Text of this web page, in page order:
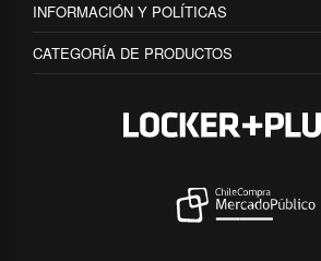
INFORMACIÓN Y POLÍTICAS
CATEGORÍA DE PRODUCTOS